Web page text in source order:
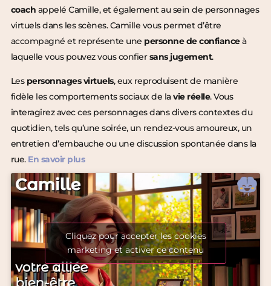
Cliquez pour accepter les cookies
marketing et activer ce contenu
coach appelé Camille, et également au sein de personnages
virtuels dans les scènes. Camille vous permet d’être
accompagné et représente une personne de confianceà
laquelle vous pouvez vous confiersans jugement.
Les personnages virtuels, eux reproduisent de manière
fidèle les comportements sociaux de lavie réelle. Vous
interagirez avec ces personnages dans divers contextes du
quotidien, tels qu’une soirée, un rendez-vous amoureux, un
entretien d’embauche ou une discussion spontanée dans la
rue. En savoir plus